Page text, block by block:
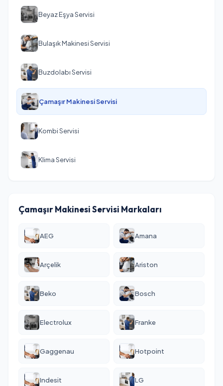
Beyaz Eşya Servisi
Bulaşık Makinesi Servisi
Buzdolabı Servisi
Çamaşır Makinesi Servisi
Kombi Servisi
Klima Servisi
Çamaşır Makinesi Servisi Markaları
AEG Amana
Arçelik Ariston
Beko Bosch
Electrolux Franke
Gaggenau Hotpoint
Indesit LG